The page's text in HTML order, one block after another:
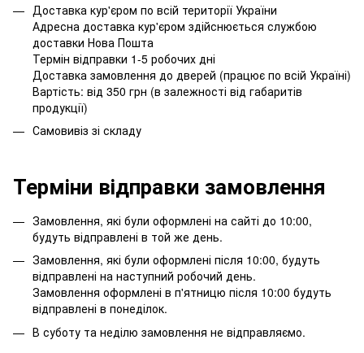
Доставка кур'єром по всій території України
Адресна доставка кур'єром здійснюється службою
доставки Нова Пошта
Термін відправки 1-5 робочих дні
Доставка замовлення до дверей (працює по всій Україні)
Вартість: від 350 грн (в залежності від габаритів
продукції)
Самовивіз зі складу
Терміни відправки замовлення
Замовлення, які були оформлені на сайті до 10:00,
будуть відправлені в той же день.
Замовлення, які були оформлені після 10:00, будуть
відправлені на наступний робочий день.
Замовлення оформлені в п'ятницю після 10:00 будуть
відправлені в понеділок.
В суботу та неділю замовлення не відправляємо.